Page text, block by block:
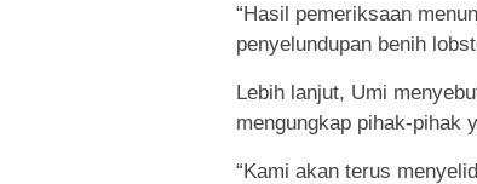
“Hasil pemeriksaan
penyelundupan benih
Lebih lanjut, Umi
mengungkap pihak-pihak
“Kami akan terus